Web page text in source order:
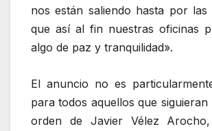
nos están saliendo hasta por las
que así al fin nuestras oficinas
algo de paz y tranquilidad».
El anuncio no es
para todos aquellos que siguieran
orden de Javier Vélez